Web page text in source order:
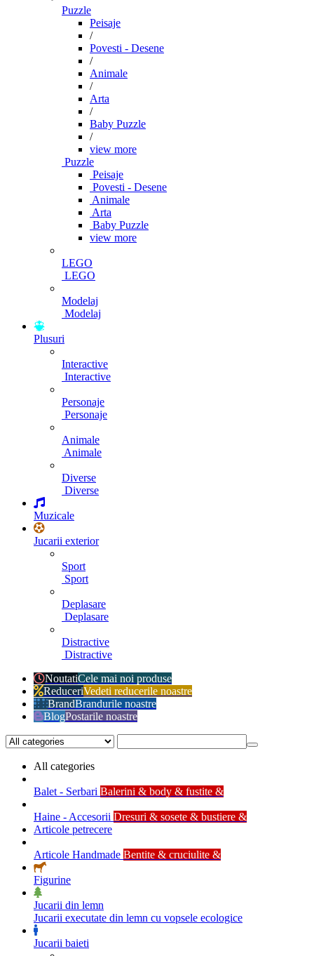
Puzzle
Peisaje
/
Povesti - Desene
/
Animale
/
Arta
/
Baby Puzzle
/
view more
Puzzle
Peisaje
Povesti - Desene
Animale
Arta
Baby Puzzle
view more
LEGO
LEGO
Modelaj
Modelaj
Plusuri
Interactive
Interactive
Personaje
Personaje
Animale
Animale
Diverse
Diverse
Muzicale
Jucarii exterior
Sport
Sport
Deplasare
Deplasare
Distractive
Distractive
NoutatiCele mai noi produse
ReduceriVedeti reducerile noastre
BrandBrandurile noastre
BlogPostarile noastre
All categories
Balet - Serbari Balerini & body & fustite &
Haine - Accesorii Dresuri & sosete & bustiere &
Articole petrecere
Articole Handmade Bentite & cruciulite &
Figurine
Jucarii din lemn
Jucarii executate din lemn cu vopsele ecologice
Jucarii baieti